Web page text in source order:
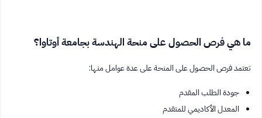
ما هي فرص الحصول على منحة الهندسة بجامعة أوتاوا؟
تعتمد فرص الحصول على المنحة على عدة عوامل منها:
جودة الطلب المقدم
المعدل الأكاديمي للمتقدم